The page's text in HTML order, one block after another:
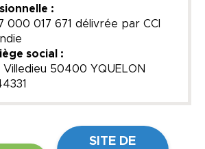
:
000 017 671 délivrée par CCI
social :
50400 YQUELON
SITE DE